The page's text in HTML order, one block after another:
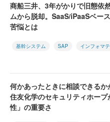
商船三井、3年がかりで旧態依
ムから脱却。SaaS/iPaaSベー
苦悩とは
基幹システム SAP インフォマ
何かあったときに相談できるか
住友化学のセキュリティホー
性」の重要さ